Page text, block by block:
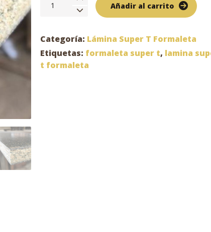
Formaleta
15mm
153X244cm
Añadir al carrito
Categoría: Lámina Super T Formaleta
Etiquetas: formaleta super t, lamina
t formaleta